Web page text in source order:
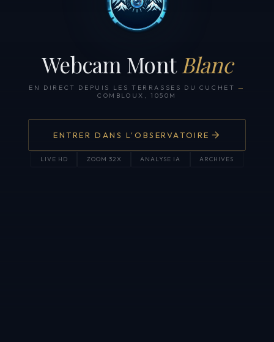
Webcam Mont Blanc
EN DIRECT DEPUIS LES TERRASSES DU CUCHET —
COMBLOUX, 1050M
ENTRER DANS L'OBSERVATOIRE
LIVE HD ZOOM 32X ANALYSE IA ARCHIVES